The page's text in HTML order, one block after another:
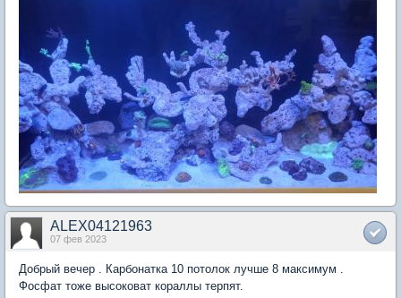
ALEX04121963
07 фев 2023
Добрый вечер . Карбонатка 10 потолок лучше 8 максимум .
Фосфат тоже высоковат кораллы терпят.